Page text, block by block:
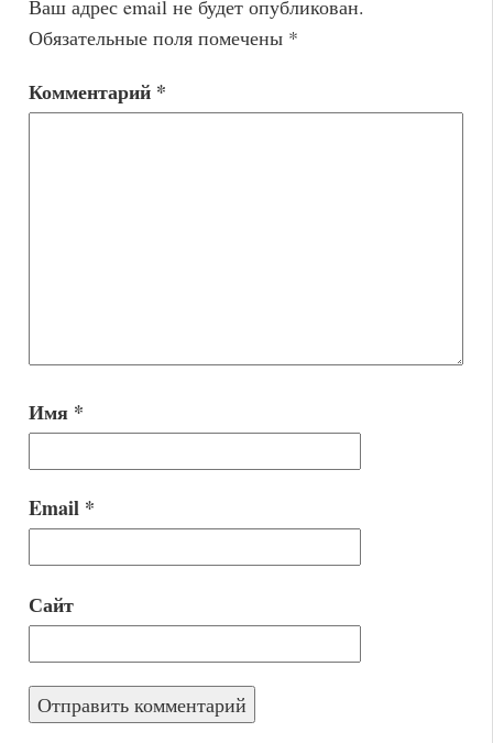
Ваш адрес email не будет опубликован.
Обязательные поля помечены *
Комментарий *
Имя *
Email *
Сайт